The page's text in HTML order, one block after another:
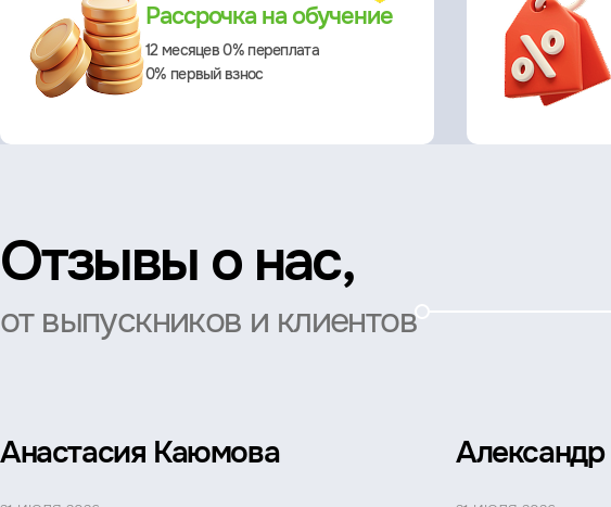
Рассрочка на обучение
12 месяцев 0% переплата
0% первый взнос
Отзывы о нас,
от выпускников и клиентов
Анастасия Каюмова